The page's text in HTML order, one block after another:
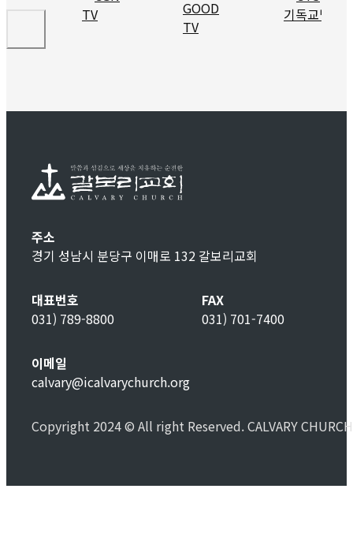
주소
경기 성남시 분당구 이매로 132 갈보리교회
대표번호
031) 789-8800
FAX
031) 701-7400
이메일
calvary@icalvarychurch.org
Copyright 2024 © All right Reserved. CALVARY CHURCH